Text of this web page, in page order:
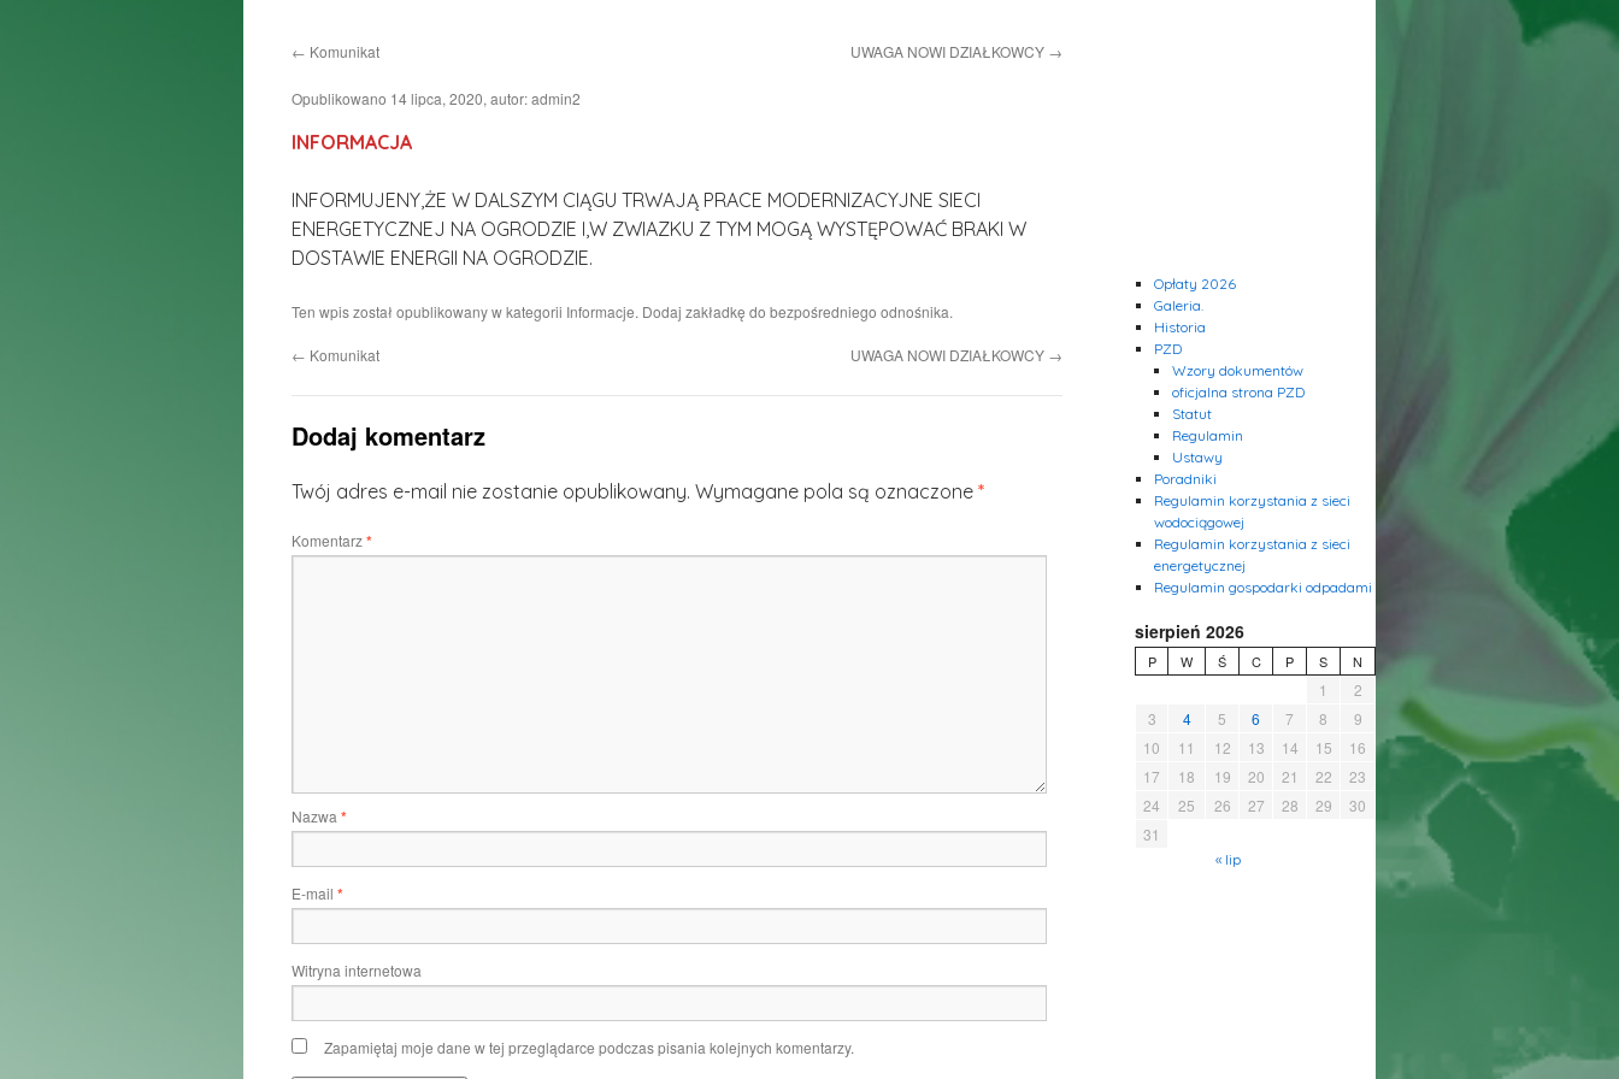
treści
← Komunikat UWAGA NOWI DZIAŁKOWCY →
Opublikowano 14 lipca, 2020, autor:admin2
INFORMACJA
INFORMUJENY,ŻE W DALSZYM CIĄGU TRWAJĄ PRACE MODERNIZACYJNE SIECI
ENERGETYCZNEJ NA OGRODZIE I,W ZWIAZKU Z TYM MOGĄ WYSTĘPOWAĆ BRAKI W
DOSTAWIE ENERGII NA OGRODZIE.
Ten wpis został opublikowany w kategorii Informacje. Dodaj zakładkę do bezpośredniego odnośnika.
← Komunikat UWAGA NOWI DZIAŁKOWCY →
Dodaj komentarz
Twój adres e-mail nie zostanie opublikowany. Wymagane pola są oznaczone *
Komentarz*
Nazwa *
E-mail *
Witryna internetowa
Zapamiętaj moje dane w tej przeglądarce podczas pisania kolejnych komentarzy.
Opłaty 2026
Galeria.
Historia
PZD
Wzory dokumentów
oficjalna strona PZD
Statut
Regulamin
Ustawy
Poradniki
Regulamin korzystania z sieci
wodociągowej
Regulamin korzystania z sieci
energetycznej
Regulamin gospodarki odpadami
sierpień 2026
P W Ś C P S N
1
2
3
4 5 6 7 8
9
10
11 12 13 14 15
16
17
18 19 20 21 22
23
24
25 26 27 28 29
30
31
« lip